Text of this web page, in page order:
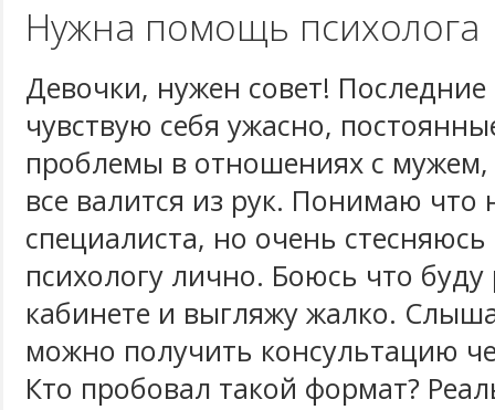
Нужна помощь психолога
Девочки, нужен совет!
чувствую себя ужасно,
проблемы в отношениях с мужем,
все валится из рук. Понимаю
специалиста, но очень
психологу лично. Боюсь что
кабинете и выгляжу жалко.
можно получить консультацию
Кто пробовал такой формат?